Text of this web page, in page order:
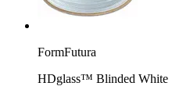
FormFutura
HDglass™ Blinded White